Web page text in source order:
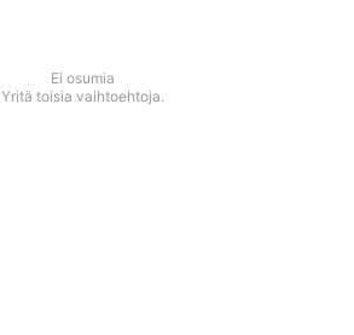
Ei osumia
Yritä toisia vaihtoehtoja.